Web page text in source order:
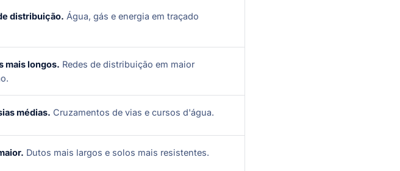
distribuição. Água, gás e energia em traçado
mais longos. Redes de distribuição em maior
médias. Cruzamentos de vias e cursos d'água.
Dutos mais largos e solos mais resistentes.